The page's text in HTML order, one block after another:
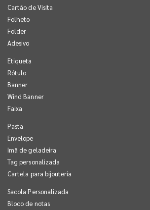
Cartão de Visita
Folheto
Folder
Adesivo
Etiqueta
Rótulo
Banner
Wind Banner
Faixa
Pasta
Envelope
Imã de geladeira
Tag personalizada
Cartela para bijouteria
Sacola Personalizada
Bloco de notas